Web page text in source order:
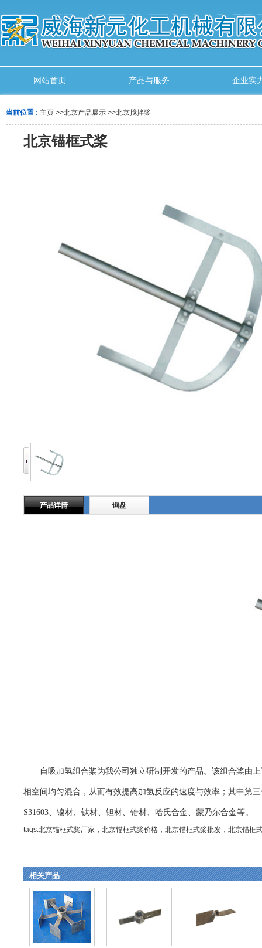
网站首页 产品与服务 企业实
当前位置 : 主页 >>北京产品展示 >>北京搅拌桨
北京锚框式桨
产品详情 询盘
自吸加氢组合桨为我公司独立研制开发的产品。该组合桨由上
相空间均匀混合，从而有效提高加氢反应的速度与效率；其中第
S31603、镍材、钛材、钽材、锆材、哈氏合金、蒙乃尔合金等。
tags:北京锚框式桨厂家，北京锚框式桨价格，北京锚框式桨批发，北京锚框
相关产品